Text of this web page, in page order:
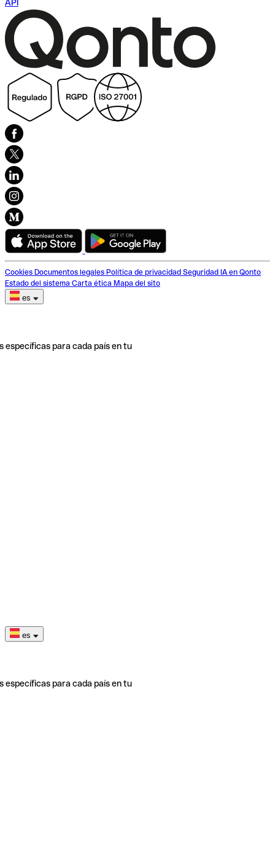
API
Cookies Documentos legales Política de privacidad Seguridad IA en Qonto
Estado del sistema Carta ética Mapa del sito
es
específicas para cada país en tu
es
específicas para cada país en tu